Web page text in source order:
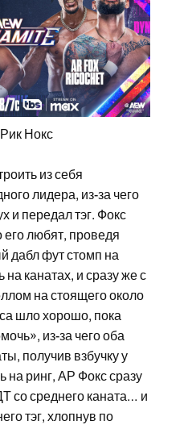
Нокс
из себя
лидера, из-за чего
и передал тэг. Фокс
его любят, проведя
дабл фут стомп на
канатах, и сразу же с
на стоящего около
шло хорошо, пока
из-за чего оба
получив взбучку у
на ринг, АР Фокс сразу
со среднего каната… и
тэг, хлопнув по